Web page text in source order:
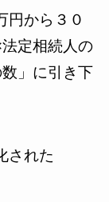
円から３０
定相続人の
」に引き下
された